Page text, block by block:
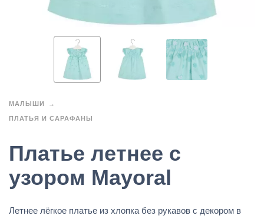
МАЛЫШИ
ПЛАТЬЯ И САРАФАНЫ
Платье летнее с
узором Mayoral
Летнее лёгкое платье из хлопка без рукавов с декором в